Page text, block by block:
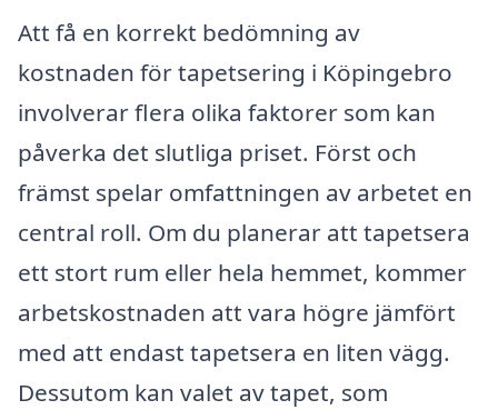
Att få en korrekt bedömning av
kostnaden för tapetsering i Köpingebro
involverar flera olika faktorer som kan
påverka det slutliga priset. Först och
främst spelar omfattningen av arbetet en
central roll. Om du planerar att tapetsera
ett stort rum eller hela hemmet, kommer
arbetskostnaden att vara högre jämfört
med att endast tapetsera en liten vägg.
Dessutom kan valet av tapet, som